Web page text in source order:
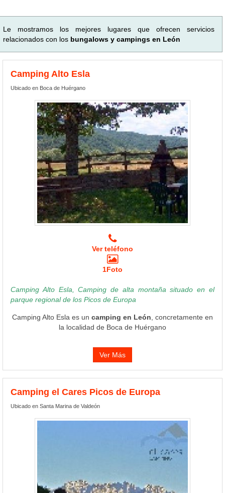
Le mostramos los mejores lugares que ofrecen servicios
relacionados con los bungalows y campings en León
Camping Alto Esla
Ubicado en Boca de Huérgano
Ver teléfono
1Foto
Camping Alto Esla, Camping de alta montaña situado en el
parque regional de los Picos de Europa
Camping Alto Esla es un camping en León , concretamente en
la localidad de Boca de Huérgano
Ver Más
Camping el Cares Picos de Europa
Ubicado en Santa Marina de Valdeón